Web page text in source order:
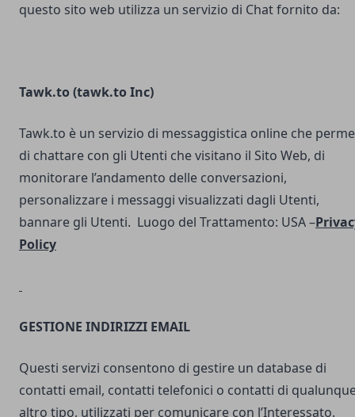
questo sito web utilizza un servizio di Chat fornito da:
Tawk.to (tawk.to Inc)
Tawk.to è un servizio di messaggistica online che
di chattare con gli Utenti che visitano il Sito Web, di
monitorare l’andamento delle conversazioni,
personalizzare i messaggi visualizzati dagli Utenti,
bannare gli Utenti. Luogo del Trattamento: USA –
Policy
GESTIONE INDIRIZZI EMAIL
Questi servizi consentono di gestire un database di
contatti email, contatti telefonici o contatti di
altro tipo, utilizzati per comunicare con l’Interessato.